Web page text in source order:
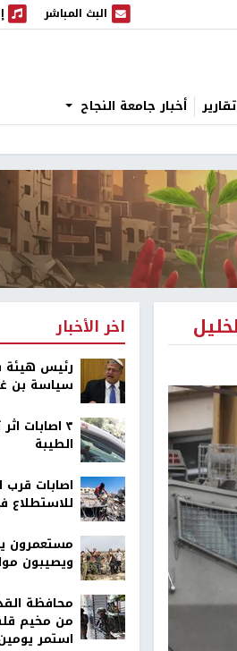
البث المباشر
البث المباشر
تقارير أخبار جامعة النجاح
اخر الأخبار
رئيس هيئة
سياسة بن
٣ اصابات
الطيبة
اصابات
مستعمرون
ويصيبون
محافظة
من مخيم
استمر